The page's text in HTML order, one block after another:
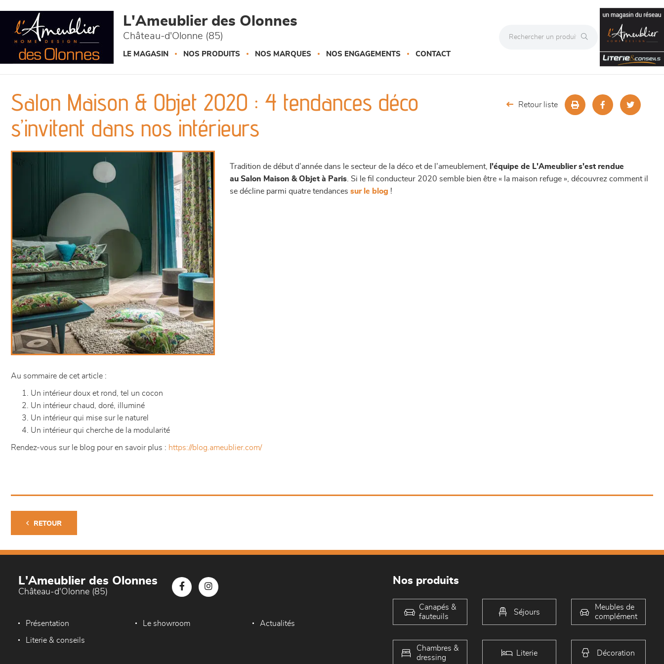
L'Ameublier des Olonnes
Château-d'Olonne (85)
LE MAGASIN NOS PRODUITS NOS MARQUES NOS ENGAGEMENTS CONTACT
Salon Maison & Objet 2020 : 4 tendances déco
s’invitent dans nos intérieurs
Retour liste
Tradition de début d’année dans le secteur de la déco et de l’ameublement,
l'équipe de L'Ameublier s'est rendue
au Salon Maison & Objet à Paris . Si le fil conducteur 2020 semble bien être « la maison refuge », découvrez comment il
se décline parmi quatre tendancessur le blog !
Au sommaire de cet article :
Un intérieur doux et rond, tel un cocon
Un intérieur chaud, doré, illuminé
Un intérieur qui mise sur le naturel
Un intérieur qui cherche de la modularité
Rendez-vous sur le blog pour en savoir plus : https://blog.ameublier.com/
RETOUR
L'Ameublier des Olonnes
Château-d'Olonne (85)
Présentation Le showroom Actualités
Literie & conseils
Nos produits
Canapés &
fauteuils
Séjours
Meubles de
complément
Chambres &
dressing
Literie Décoration